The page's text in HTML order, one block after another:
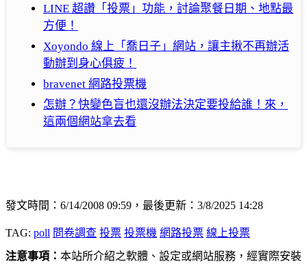
LINE 超讚「投票」功能，討論聚餐日期、地點最
方便！
Xoyondo 線上「喬日子」網站，讓主揪不再辦活
動辦到身心俱疲！
bravenet 網路投票機
怎辦？快變色盲也還沒辦法決定要投給誰！來，
這兩個網站拿去看
發文時間：6/14/2008 09:59，最後更新：3/8/2025 14:28
TAG: poll 問卷調查 投票 投票機 網路投票 線上投票
注意事項： 本站所介紹之軟體、設定或網站服務，經實際安裝